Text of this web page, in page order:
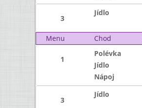
3
Jídlo
Menu Chod
1
Polévka
Jídlo
Nápoj
3
Jídlo